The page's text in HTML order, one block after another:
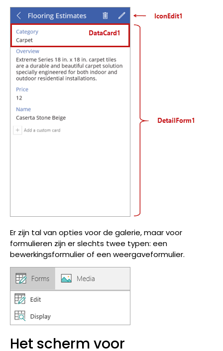
Er zijn tal van opties voor de galerie, maar voor
formulieren zijn er slechts twee typen: een
bewerkingsformulier of een weergaveformulier.
Het scherm voor